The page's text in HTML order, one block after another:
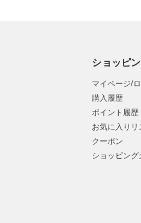
ショッピ
マイページ/
購入履歴
ポイント履歴
お気に入りリ
クーポン
ショッピング